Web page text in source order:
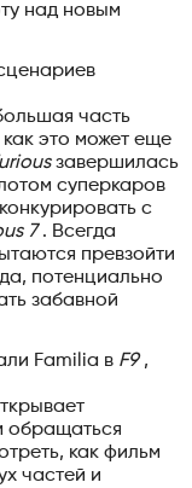
над новым
часть
это может еще
завершилась
суперкаров
с
7. Всегда
превзойти
потенциально
забавной
Familia в F9,
обращаться
как фильм
частей и